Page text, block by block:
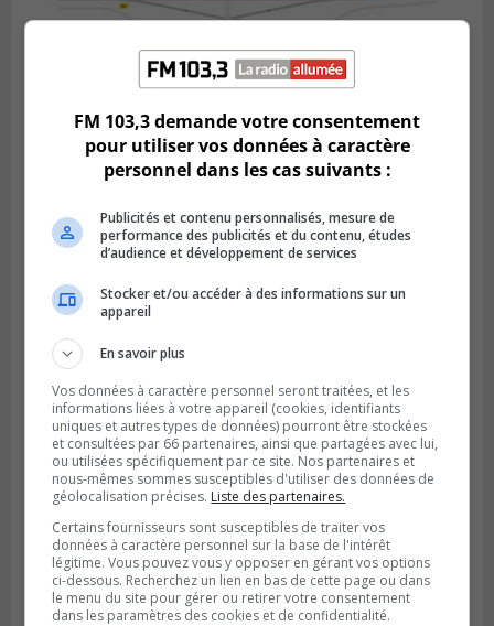
Publié le 5 août 2026 à 15h25
Le MTMD annonce des fermetures sur
VIEUX-LONGUEUIL
Publié le 31 juillet 2026 à 14h20
Le RTL dévoile sa nouvelle flotte de
transport adapté
FM 103,3 demande votre consentement
pour utiliser vos données à caractère
personnel dans les cas suivants :
Publicités et contenu personnalisés, mesure de
performance des publicités et du contenu, études
d’audience et développement de services
Stocker et/ou accéder à des informations sur un
appareil
En savoir plus
Vos données à caractère personnel seront traitées, et les
informations liées à votre appareil (cookies, identifiants
uniques et autres types de données) pourront être stockées
et consultées par 66 partenaires, ainsi que partagées avec lui,
ou utilisées spécifiquement par ce site. Nos partenaires et
nous-mêmes sommes susceptibles d'utiliser des données de
géolocalisation précises. Liste des partenaires.
Certains fournisseurs sont susceptibles de traiter vos
données à caractère personnel sur la base de l'intérêt
légitime. Vous pouvez vous y opposer en gérant vos options
ci-dessous. Recherchez un lien en bas de cette page ou dans
le menu du site pour gérer ou retirer votre consentement
dans les paramètres des cookies et de confidentialité.